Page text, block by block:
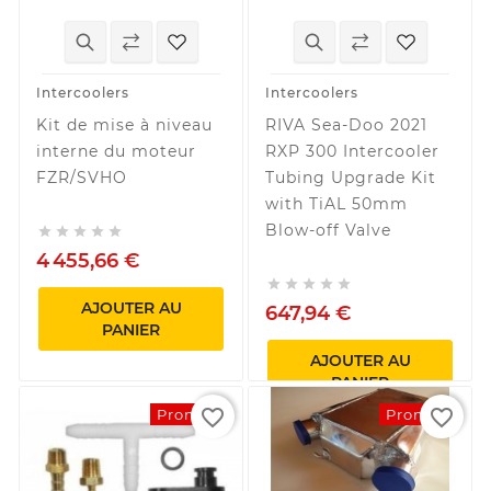
Intercoolers
Kit de mise à niveau
interne du moteur
FZR/SVHO
    
4 455,66 €
AJOUTER AU
PANIER
Intercoolers
RIVA Sea-Doo 2021
RXP 300 Intercooler
Tubing Upgrade Kit
with TiAL 50mm
Blow-off Valve
    
647,94 €
AJOUTER AU
PANIER
Promo !
favorite_border Promo !
favorite_border